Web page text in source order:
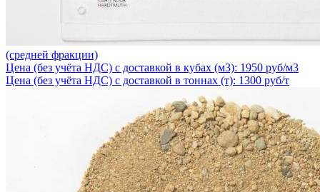
(средней фракции)
Цена (без учёта НДС) с доставкой в кубах (м3): 1950 руб/м3
Цена (без учёта НДС) с доставкой в тоннах (т): 1300 руб/т